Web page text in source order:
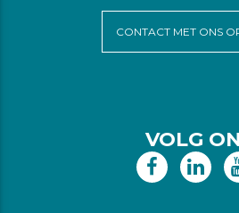
CONTACT MET ONS
VOLG